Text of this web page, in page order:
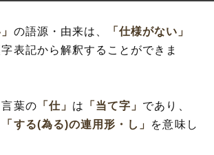
の語源・由来は、
「仕様がない」
表記から解釈することができま
葉の 「仕」 は 「当て字」 であり、
「する(為る)の連用形・し」 を意味し